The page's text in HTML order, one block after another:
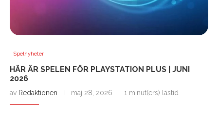
Spelnyheter
HÄR ÄR SPELEN FÖR PLAYSTATION PLUS | JUNI
2026
av Redaktionen maj 28, 2026 1 minut(ers) lästid